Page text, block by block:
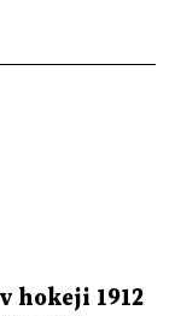
hokeji 1912